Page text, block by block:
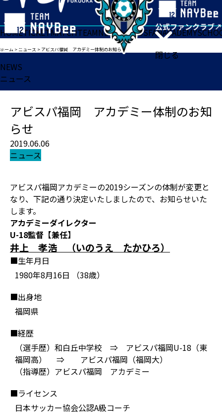
閉じる
HOMETICKETMATCHTEAMNEWSGOODSFANACADEMY
ホーム >ニュース > アビスパ福岡 アカデミー体制のお知らせ
NEWS
ニュース
アビスパ福岡 アカデミー体制のお知
らせ
2019.06.06
ニュース
アビスパ福岡アカデミーの2019シーズンの体制が変更と
なり、下記の通り決定いたしましたので、お知らせいた
します。
アカデミーダイレクター
U-18監督【兼任】
井上 孝浩 （いのうえ たかひろ）
■生年月日
1980年8月16日 （38歳）
■出身地
福岡県
■経歴
（選手歴）和白丘中学校 ⇒ アビスパ福岡U-18（東
福岡高） ⇒ アビスパ福岡（福岡大）
（指導歴）アビスパ福岡 アカデミー
■ライセンス
日本サッカー協会公認A級コーチ